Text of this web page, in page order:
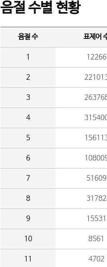
음절 수별 현황
음절 수 표제어
1 12266
2
3
4
5
6
7 51609
8 31782
9 15531
10 8561
11 4702